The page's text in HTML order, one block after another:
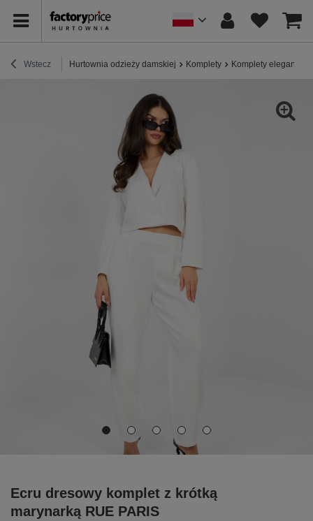
Wstecz Hurtownia odzieży damskiej Komplety Komplety eleganckie
Ecru dresowy komplet z krótką
marynarką RUE PARIS